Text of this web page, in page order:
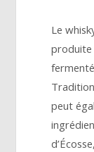
Le
produite
peut